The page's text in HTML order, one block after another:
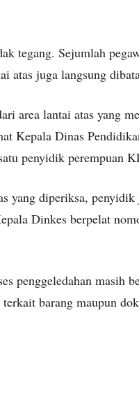
tegang. Sejumlah
atas juga langsung
area lantai atas yang
Kepala Dinas
penyidik perempuan
yang diperiksa,
Dinkes berpelat
penggeledahan masih
barang maupun